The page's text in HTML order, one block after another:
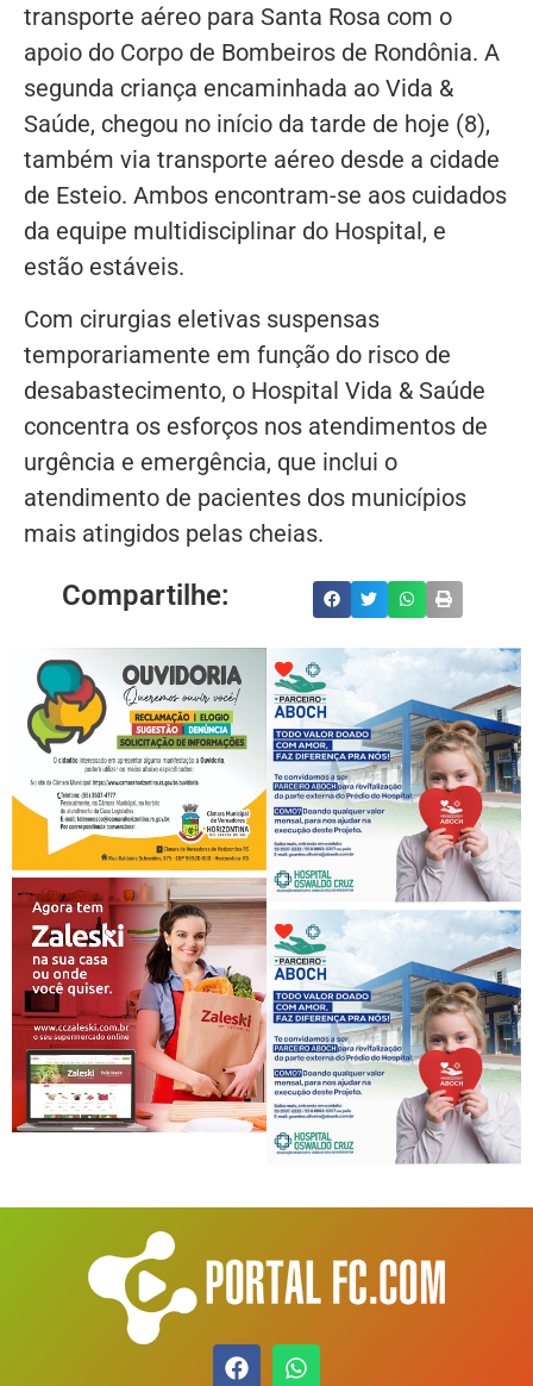
transporte aéreo para Santa Rosa com o
apoio do Corpo de Bombeiros de Rondônia. A
segunda criança encaminhada ao Vida &
Saúde, chegou no início da tarde de hoje (8),
também via transporte aéreo desde a cidade
de Esteio. Ambos encontram-se aos cuidados
da equipe multidisciplinar do Hospital, e
estão estáveis.
Com cirurgias eletivas suspensas
temporariamente em função do risco de
desabastecimento, o Hospital Vida & Saúde
concentra os esforços nos atendimentos de
urgência e emergência, que inclui o
atendimento de pacientes dos municípios
mais atingidos pelas cheias.
Compartilhe: